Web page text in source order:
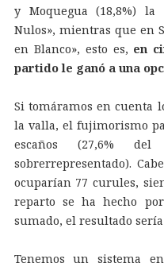
y Moquegua (18,8%) la
Nulos», mientras que en
en Blanco», esto es, en
partido le ganó a una
Si tomáramos en cuenta
la valla, el fujimorismo
escaños (27,6%
sobrerrepresentado).
ocuparían 77 curules,
reparto se ha hecho
sumado, el resultado
Tenemos un sistema